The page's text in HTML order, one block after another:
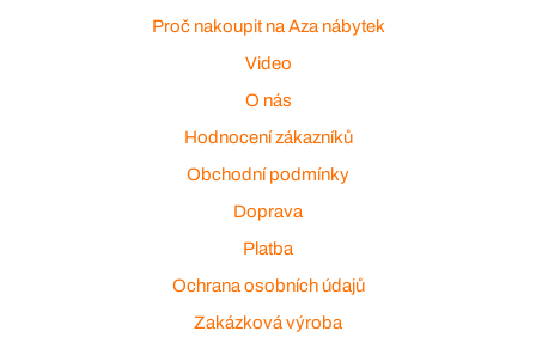
Proč nakoupit na Aza nábytek
Video
O nás
Hodnocení zákazníků
Obchodní podmínky
Doprava
Platba
Ochrana osobních údajů
Zakázková výroba